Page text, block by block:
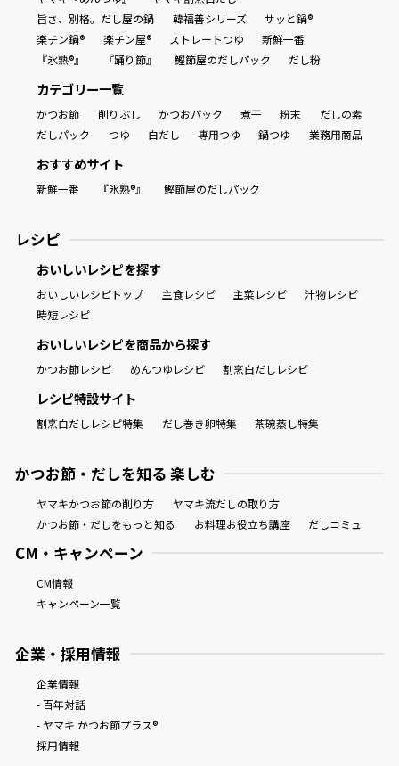
旨さ、別格。だし屋の鍋
韓福善シリーズ
サッと鍋®
楽チン鍋®
楽チン屋® ストレートつゆ
新鮮一番
『氷熟®』
『踊り節』 鰹節屋のだしパック だし粉
カテゴリー一覧
かつお節 削りぶし かつおパック 煮干 粉末
だしの素
だしパック
つゆ 白だし 専用つゆ 鍋つゆ 業務用商品
おすすめサイト
新鮮一番 『氷熟®』 鰹節屋のだしパック
レシピ
おいしいレシピを探す
おいしいレシピトップ 主食レシピ 主菜レシピ
汁物レシピ
時短レシピ
おいしいレシピを商品から探す
かつお節レシピ めんつゆレシピ 割烹白だしレシピ
レシピ特設サイト
割烹白だしレシピ特集 だし巻き卵特集 茶碗蒸し特集
かつお節・だしを知る 楽しむ
ヤマキかつお節の削り方
ヤマキ流だしの取り方
かつお節・だしをもっと知る
お料理お役立ち講座 だしコミュ
CM・キャンペーン
CM情報
キャンペーン一覧
企業・採用情報
企業情報
- 百年対話
- ヤマキ かつお節プラス®
採用情報